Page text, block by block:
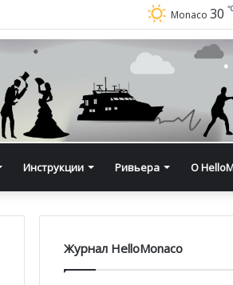
Monaco 30
Инструкции Ривьера О
Журнал HelloMonaco